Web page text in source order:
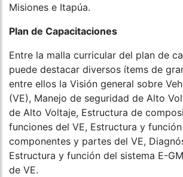
Misiones e Itapúa.
Plan de Capacitaciones
Entre la malla curricular del plan de
puede destacar diversos ítems de
entre ellos la Visión general sobre
(VE), Manejo de seguridad de Alto
de Alto Voltaje, Estructura de
funciones del VE, Estructura y
componentes y partes del VE,
Estructura y función del sistema E-
de VE.